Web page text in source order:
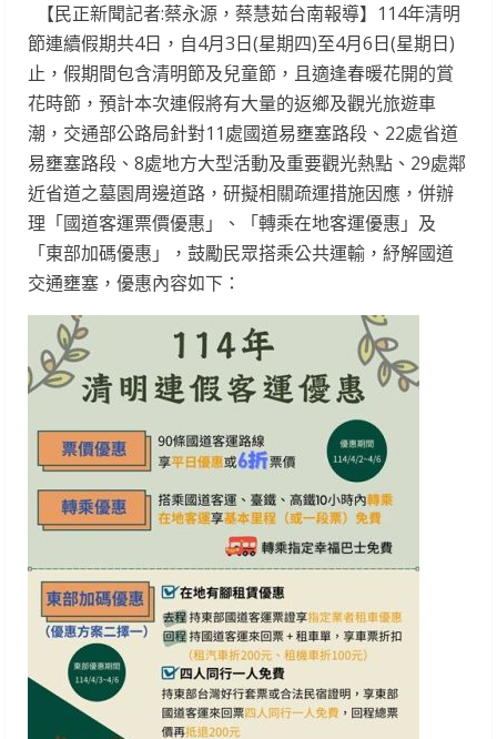
【民正新聞記者:蔡永源，蔡慧茹台南報導】114年清明
節連續假期共4日，自4月3日(星期四)至4月6日(星期日)
止，假期間包含清明節及兒童節，且適逢春暖花開的賞
花時節，預計本次連假將有大量的返鄉及觀光旅遊車
潮，交通部公路局針對11處國道易壅塞路段、22處省道
易壅塞路段、8處地方大型活動及重要觀光熱點、29處鄰
近省道之墓園周邊道路，研擬相關疏運措施因應，併辦
理「國道客運票價優惠」、「轉乘在地客運優惠」及
「東部加碼優惠」，鼓勵民眾搭乘公共運輸，紓解國道
交通壅塞，優惠內容如下：